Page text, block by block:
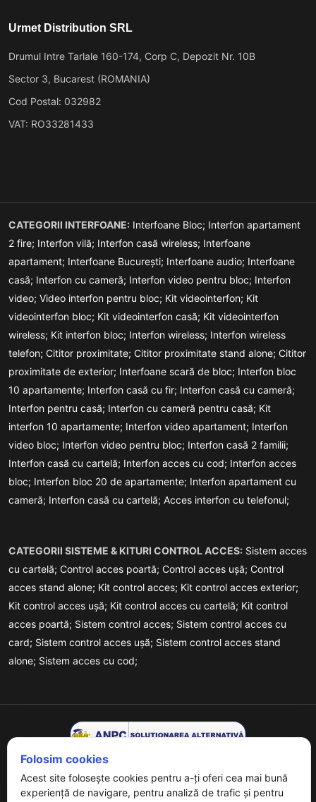
Urmet Distribution SRL
Drumul Intre Tarlale 160-174, Corp C, Depozit Nr. 10B
Sector 3, Bucarest (ROMANIA)
Cod Postal: 032982
VAT: RO33281433
CATEGORII INTERFOANE: Interfoane Bloc; Interfon apartament
2 fire; Interfon vilă; Interfon casă wireless; Interfoane
apartament; Interfoane București; Interfoane audio; Interfoane
casă; Interfon cu cameră; Interfon video pentru bloc; Interfon
video; Video interfon pentru bloc; Kit videointerfon; Kit
videointerfon bloc; Kit videointerfon casă; Kit videointerfon
wireless; Kit interfon bloc; Interfon wireless; Interfon wireless
telefon; Cititor proximitate; Cititor proximitate stand alone; Cititor
proximitate de exterior; Interfoane scară de bloc; Interfon bloc
10 apartamente; Interfon casă cu fir; Interfon casă cu cameră;
Interfon pentru casă; Interfon cu cameră pentru casă; Kit
interfon 10 apartamente; Interfon video apartament; Interfon
video bloc; Interfon video pentru bloc; Interfon casă 2 familii;
Interfon casă cu cartelă; Interfon acces cu cod; Interfon acces
bloc; Interfon bloc 20 de apartamente; Interfon apartament cu
cameră; Interfon casă cu cartelă; Acces interfon cu telefonul;
CATEGORII SISTEME & KITURI CONTROL ACCES: Sistem acces
cu cartelă; Control acces poartă; Control acces ușă; Control
acces stand alone; Kit control acces; Kit control acces exterior;
Kit control acces ușă; Kit control acces cu cartelă; Kit control
acces poartă; Sistem control acces; Sistem control acces cu
card; Sistem control acces ușă; Sistem control acces stand
alone; Sistem acces cu cod;
Folosim cookies
Acest site folosește cookies pentru a-ți oferi cea mai bună
experiență de navigare, pentru analiză de trafic și pentru